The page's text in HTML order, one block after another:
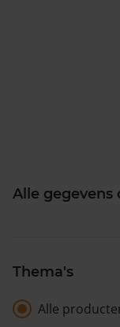
Alle gegevens
Thema's
Alle